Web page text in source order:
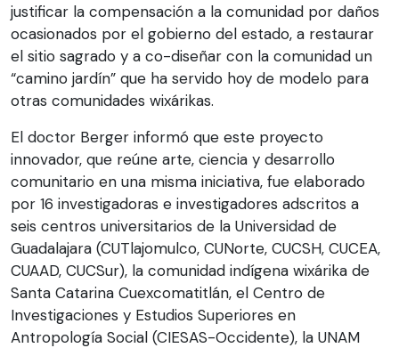
justificar la compensación a la comunidad por daños
ocasionados por el gobierno del estado, a restaurar
el sitio sagrado y a co-diseñar con la comunidad un
“camino jardín” que ha servido hoy de modelo para
otras comunidades wixárikas.
El doctor Berger informó que este proyecto
innovador, que reúne arte, ciencia y desarrollo
comunitario en una misma iniciativa, fue elaborado
por 16 investigadoras e investigadores adscritos a
seis centros universitarios de la Universidad de
Guadalajara (CUTlajomulco, CUNorte, CUCSH, CUCEA,
CUAAD, CUCSur), la comunidad indígena wixárika de
Santa Catarina Cuexcomatitlán, el Centro de
Investigaciones y Estudios Superiores en
Antropología Social (CIESAS-Occidente), la UNAM